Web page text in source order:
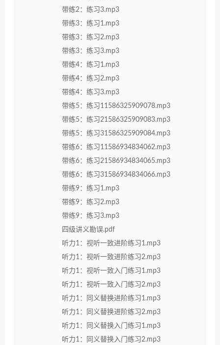
带练2：练习3.mp3
带练3：练习1.mp3
带练3：练习2.mp3
带练3：练习3.mp3
带练4：练习1.mp3
带练4：练习2.mp3
带练4：练习3.mp3
带练5：练习11586325909078.mp3
带练5：练习21586325909083.mp3
带练5：练习31586325909084.mp3
带练6：练习11586934834062.mp3
带练6：练习21586934834065.mp3
带练6：练习31586934834066.mp3
带练9：练习1.mp3
带练9：练习2.mp3
带练9：练习3.mp3
四级讲义勘误.pdf
听力1：视听一致进阶练习1.mp3
听力1：视听一致进阶练习2.mp3
听力1：视听一致入门练习1.mp3
听力1：视听一致入门练习2.mp3
听力1：同义替换进阶练习1.mp3
听力1：同义替换进阶练习2.mp3
听力1：同义替换入门练习1.mp3
听力1：同义替换入门练习2.mp3